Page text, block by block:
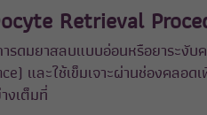
Retrieval
รดมยาสลบแบบอ่อนหรือยาระงั
และใช้เข็มเจาะผ่านช่องคลอ
งเต็มที่